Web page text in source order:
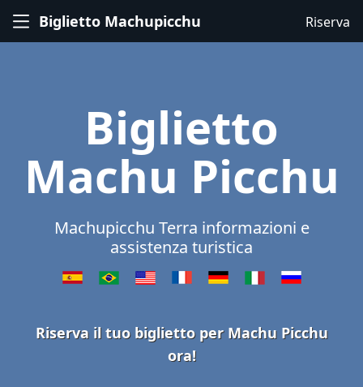
Biglietto Machupicchu Riserva
Biglietto
Machu Picchu
Machupicchu Terra informazioni e
assistenza turistica
Riserva il tuo biglietto per Machu Picchu
ora!